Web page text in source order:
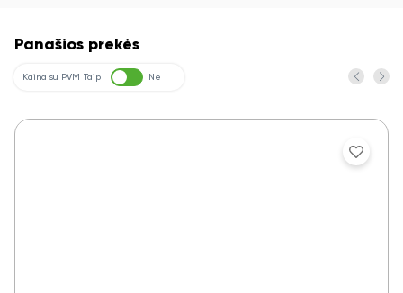
Panašios prekės
Kaina su PVM Taip Ne